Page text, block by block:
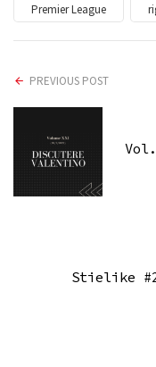
Premier League
PREVIOUS POST
Stielike